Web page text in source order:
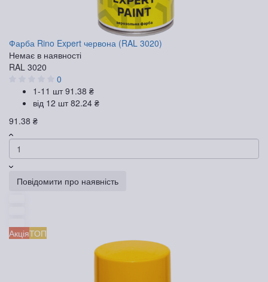
Фарба Rino Expert червона (RAL 3020)
Немає в наявності
RAL 3020
0
1-11 шт91.38 ₴
від 12 шт82.24 ₴
91.38 ₴
Повідомити про наявність
АкціяТОП